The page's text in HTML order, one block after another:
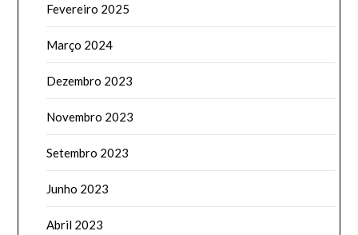
Fevereiro 2025
Março 2024
Dezembro 2023
Novembro 2023
Setembro 2023
Junho 2023
Abril 2023